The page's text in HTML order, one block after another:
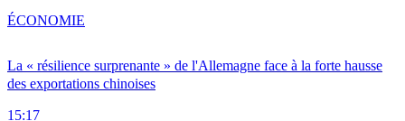
La « résilience surprenante » de l'Allemagne face à la forte hausse
des exportations chinoises
15:17
ÉCONOMIE